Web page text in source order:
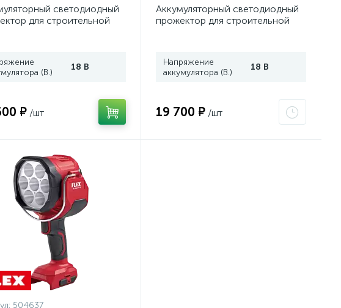
светодиодный
для строительной
(В.)
18 В
₽ /шт
Аккумуляторный светодиодный
прожектор для строительной
Напряжение
аккумулятора (В.)
18 В
19 700 ₽ /шт
504637